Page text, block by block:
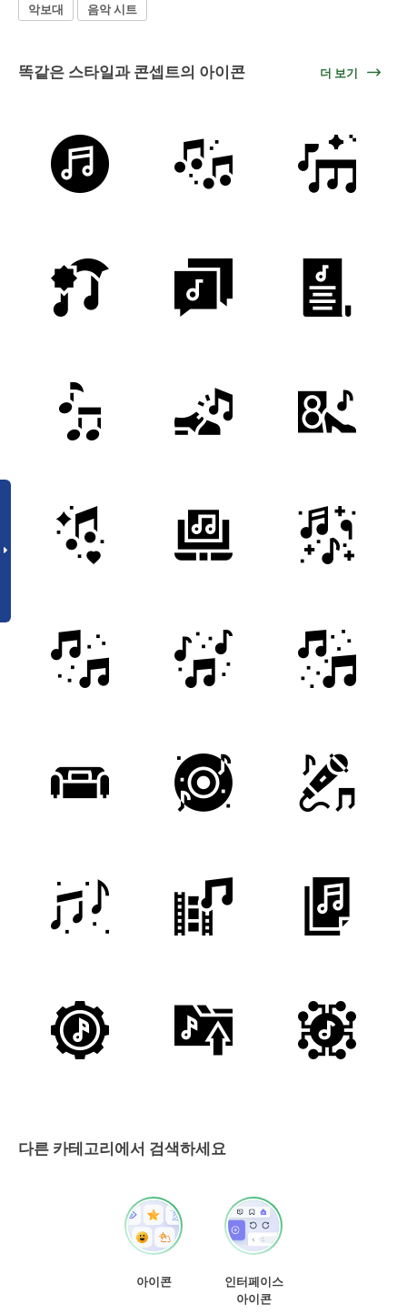
악보대
음악 시트
똑같은 스타일과 콘셉트의 아이콘 더 보기
다른 카테고리에서 검색하세요
아이콘
인터페이스
아이콘